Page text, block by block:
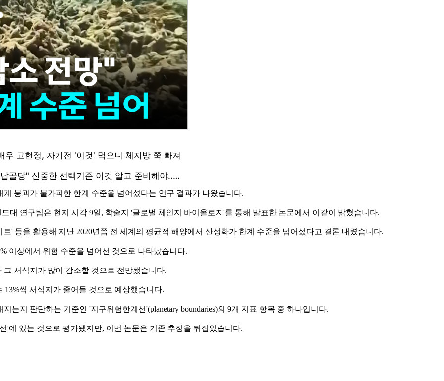
붕괴가 불가피한 한계 수준을 넘어섰다는 연구 결과가 나왔습니다.
대 연구팀은 현지 시각 9일, 학술지 '글로벌 체인지 바이올로지'를 통해 발표한 논문에서 이같이 밝혔습니다.
' 등을 활용해 지난 2020년쯤 전 세계의 평균적 해양에서 산성화가 한계 수준을 넘어섰다고 결론 내렸습니다.
이상에서 위험 수준을 넘어선 것으로 나타났습니다.
서식지가 많이 감소할 것으로 전망됐습니다.
13%씩 서식지가 줄어들 것으로 예상했습니다.
는지 판단하는 기준인 '지구위험한계선'(planetary boundaries)의 9개 지표 항목 중 하나입니다.
'에 있는 것으로 평가됐지만, 이번 논문은 기존 추정을 뒤집었습니다.